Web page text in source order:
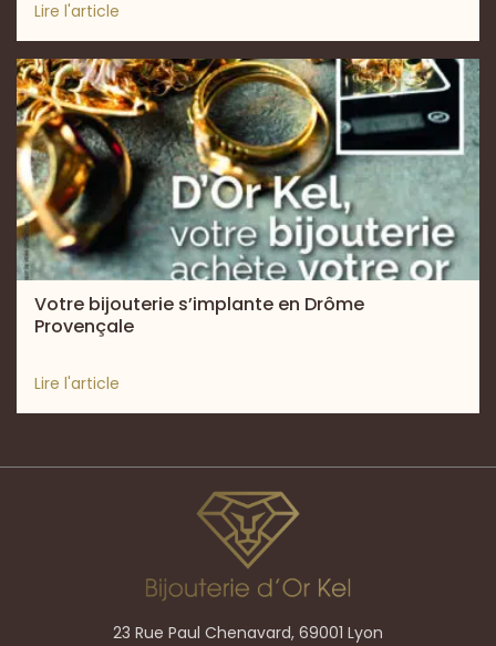
Lire l'article
Votre bijouterie s’implante en Drôme
Provençale
Lire l'article
23 Rue Paul Chenavard, 69001 Lyon